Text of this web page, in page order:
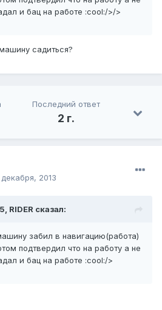
и бац на работе :cool:/>/>
садиться?
Последний ответ
2 г.
декабря, 2013
RIDER сказал:
забил в навигацию(работа)
подтвердил что на работу а не
и бац на работе :cool:/>